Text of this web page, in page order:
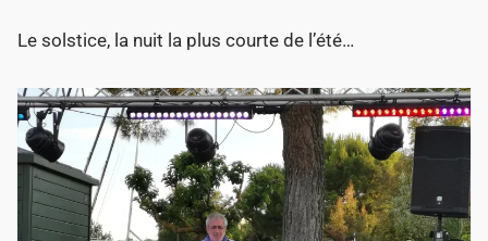
Le solstice, la nuit la plus courte de l’été…